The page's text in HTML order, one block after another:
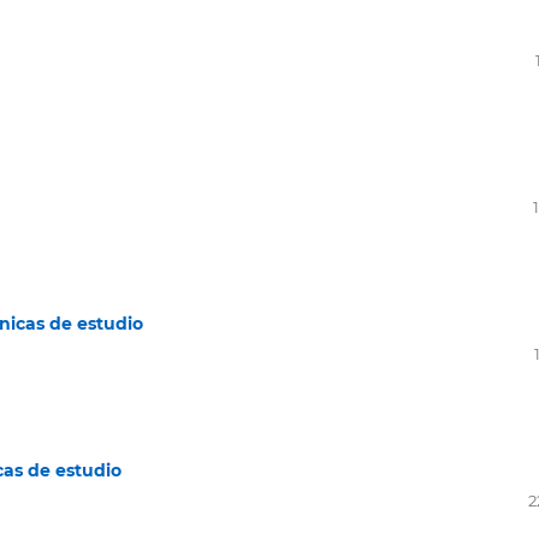
de estudio
de estudio